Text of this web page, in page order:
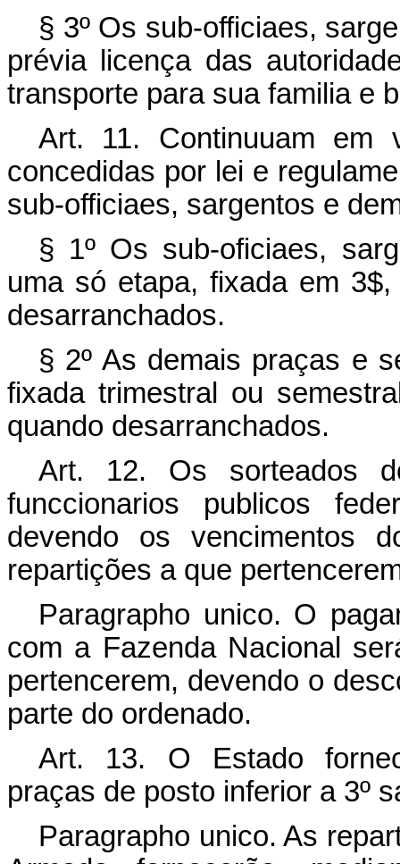
§ 3º Os sub-officiaes,
prévia licença das
transporte para sua familia e
Art. 11. Continuuam em
concedidas por lei e
sub-officiaes, sargentos e
§ 1º Os sub-oficiaes,
uma só etapa, fixada em
desarranchados.
§ 2º As demais praças e
fixada trimestral ou
quando desarranchados.
Art. 12. Os sorteados
funccionarios publicos
devendo os vencimentos
repartições a que
Paragrapho unico. O
com a Fazenda Nacional
pertencerem, devendo o
parte do ordenado.
Art. 13. O Estado
praças de posto inferior a 3º
Paragrapho unico. As